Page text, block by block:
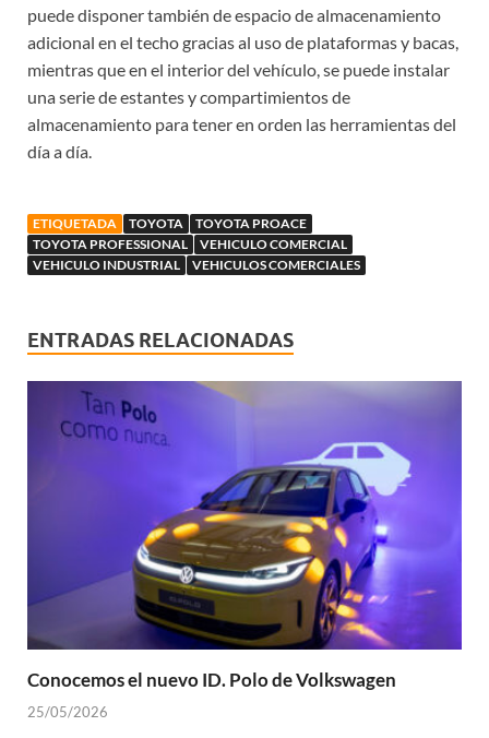
puede disponer también de espacio de almacenamiento
adicional en el techo gracias al uso de plataformas y bacas,
mientras que en el interior del vehículo, se puede instalar
una serie de estantes y compartimientos de
almacenamiento para tener en orden las herramientas del
día a día.
ETIQUETADA TOYOTA
TOYOTA PROACE
TOYOTA PROFESSIONAL
VEHICULO COMERCIAL
VEHICULO INDUSTRIAL
VEHICULOS COMERCIALES
ENTRADAS RELACIONADAS
Conocemos el nuevo ID. Polo de Volkswagen
25/05/2026